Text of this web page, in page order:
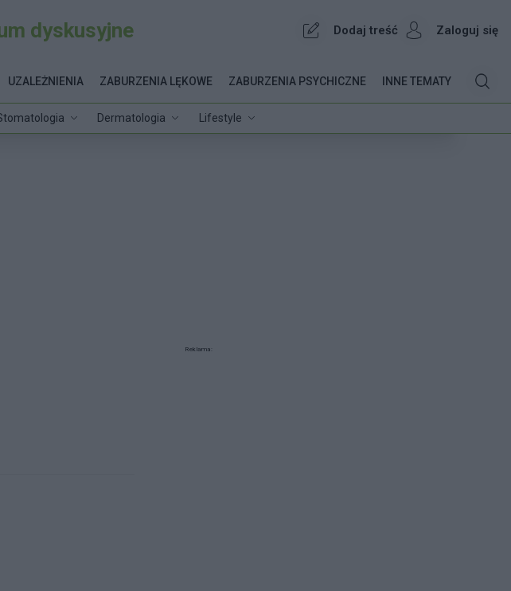
dyskusyjne Dodaj treść Zaloguj się
Dermatologia Lifestyle
UZALEŻNIENIA ZABURZENIA LĘKOWE ZABURZENIA PSYCHICZNE INNE TEMATY
Reklama: